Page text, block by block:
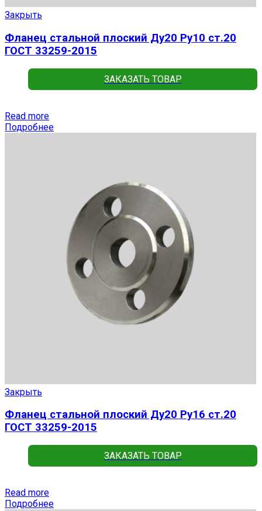
Закрыть
Фланец стальной плоский Ду20 Ру10 ст.20
ГОСТ 33259-2015
ЗАКАЗАТЬ ТОВАР
Read more
Подробнее
Закрыть
Фланец стальной плоский Ду20 Ру16 ст.20
ГОСТ 33259-2015
ЗАКАЗАТЬ ТОВАР
Read more
Подробнее